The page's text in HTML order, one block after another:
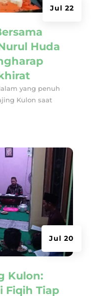
Huda
Jul 22
yang penuh
Kulon saat
Kulon:
Fiqih Tiap
Jul 20